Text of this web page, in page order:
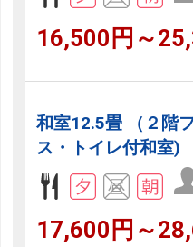
16,500円～
和室12.5畳 （２階
ス・トイレ付和室)
17,600円～